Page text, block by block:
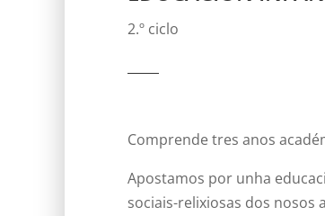
2.º ciclo
Comprende tres anos
Apostamos por unha
sociais-relixiosas dos nosos